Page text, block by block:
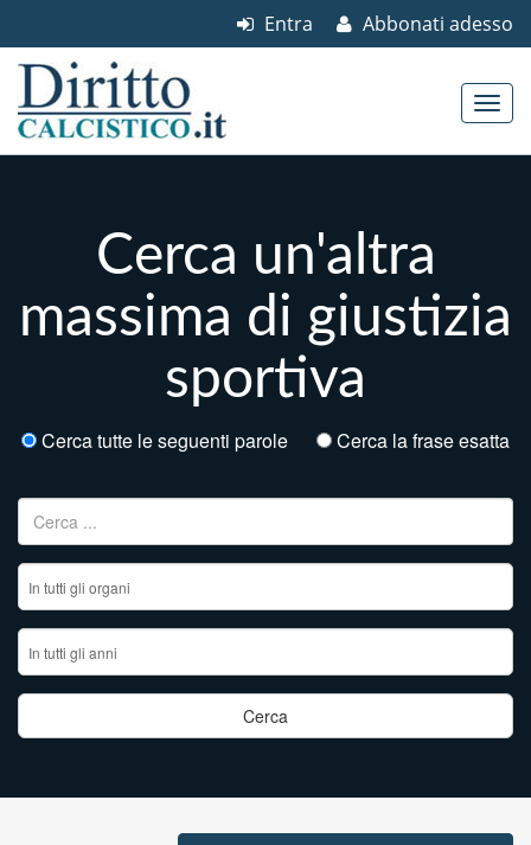
Abbonati adesso
Entra
Cerca un'altra
massima di giustizia
sportiva
Cerca tutte le seguenti parole Cerca la frase esatta
Ricerca per: